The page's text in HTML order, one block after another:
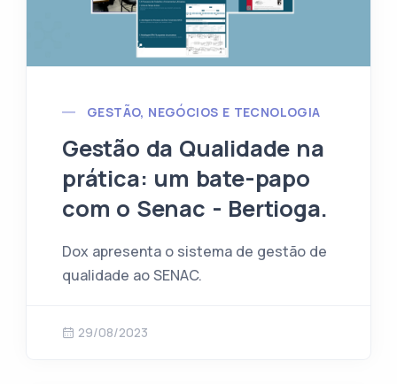
GESTÃO, NEGÓCIOS E TECNOLOGIA
Gestão da Qualidade na
prática: um bate-papo
com o Senac - Bertioga.
Dox apresenta o sistema de gestão de
qualidade ao SENAC.
29/08/2023